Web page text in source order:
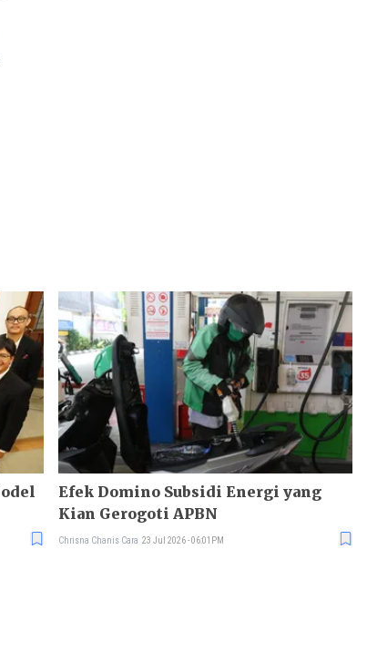
Efek Domino Subsidi Energi yang
Kian Gerogoti APBN
Chrisna Chanis Cara 23 Jul 2026 - 06:01PM